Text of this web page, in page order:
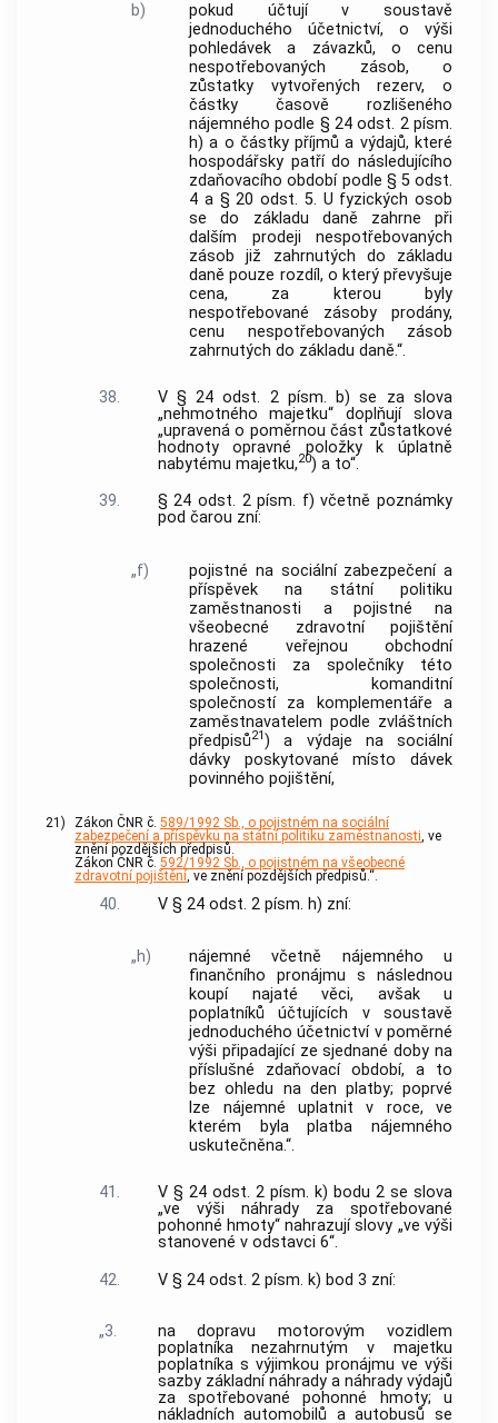
b)
pokud účtují v soustavě
jednoduchého účetnictví, o výši
pohledávek a závazků, o cenu
nespotřebovaných zásob, o
zůstatky vytvořených rezerv, o
částky časově rozlišeného
nájemného podle § 24 odst. 2 písm.
h) a o částky příjmů a výdajů, které
hospodářsky patří do následujícího
zdaňovacího období podle § 5 odst.
4 a § 20 odst. 5. U fyzických osob
se do základu daně zahrne při
dalším prodeji nespotřebovaných
zásob již zahrnutých do základu
daně pouze rozdíl, o který převyšuje
cena, za kterou byly
nespotřebované zásoby prodány,
cenu nespotřebovaných zásob
zahrnutých do základu daně.“.
38.
V § 24 odst. 2 písm. b) se za slova
„nehmotného majetku“ doplňují slova
„upravená o poměrnou část zůstatkové
hodnoty opravné položky k úplatně
nabytému majetku,20) a to“.
39.
§ 24 odst. 2 písm. f) včetně poznámky
pod čarou zní:
„f)
pojistné na sociální zabezpečení a
příspěvek na státní politiku
zaměstnanosti a pojistné na
všeobecné zdravotní pojištění
hrazené veřejnou obchodní
společnosti za společníky této
společnosti, komanditní
společností za komplementáře a
zaměstnavatelem podle zvláštních
předpisů21) a výdaje na sociální
dávky poskytované místo dávek
povinného pojištění,
21) Zákon ČNR č. 589/1992 Sb., o pojistném na sociální
zabezpečení a příspěvku na státní politiku zaměstnanosti, ve
znění pozdějších předpisů.
Zákon ČNR č. 592/1992 Sb., o pojistném na všeobecné
zdravotní pojištění, ve znění pozdějších předpisů.“.
40. V § 24 odst. 2 písm. h) zní:
„h)
nájemné včetně nájemného u
finančního pronájmu s následnou
koupí najaté věci, avšak u
poplatníků účtujících v soustavě
jednoduchého účetnictví v poměrné
výši připadající ze sjednané doby na
příslušné zdaňovací období, a to
bez ohledu na den platby; poprvé
lze nájemné uplatnit v roce, ve
kterém byla platba nájemného
uskutečněna.“.
41.
V § 24 odst. 2 písm. k) bodu 2 se slova
„ve výši náhrady za spotřebované
pohonné hmoty“ nahrazují slovy „ve výši
stanovené v odstavci 6“.
42.
V § 24 odst. 2 písm. k) bod 3 zní:
„3.
na dopravu motorovým vozidlem
poplatníka nezahrnutým v majetku
poplatníka s výjimkou pronájmu ve výši
sazby základní náhrady a náhrady výdajů
za spotřebované pohonné hmoty; u
nákladních automobilů a autobusů se